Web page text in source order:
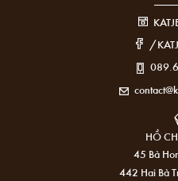
/
HỒ
45 Bà
442 Hai Bà